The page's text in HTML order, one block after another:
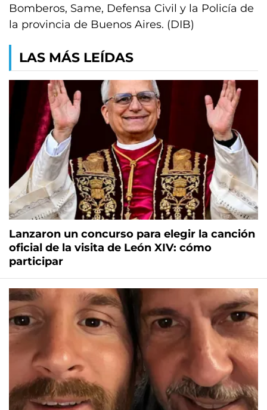
Bomberos, Same, Defensa Civil y la Policía de
la provincia de Buenos Aires. (DIB)
LAS MÁS LEÍDAS
Lanzaron un concurso para elegir la canción
oficial de la visita de León XIV: cómo
participar